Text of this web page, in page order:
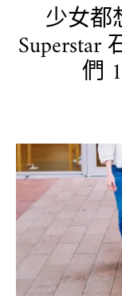
少女都
Superstar
們